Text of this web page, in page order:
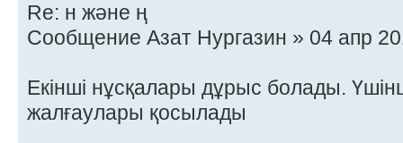
Re: н және ң
Сообщение Азат Нургазин » 04 апр
Екінші нұсқалары дұрыс болады.
жалғаулары қосылады